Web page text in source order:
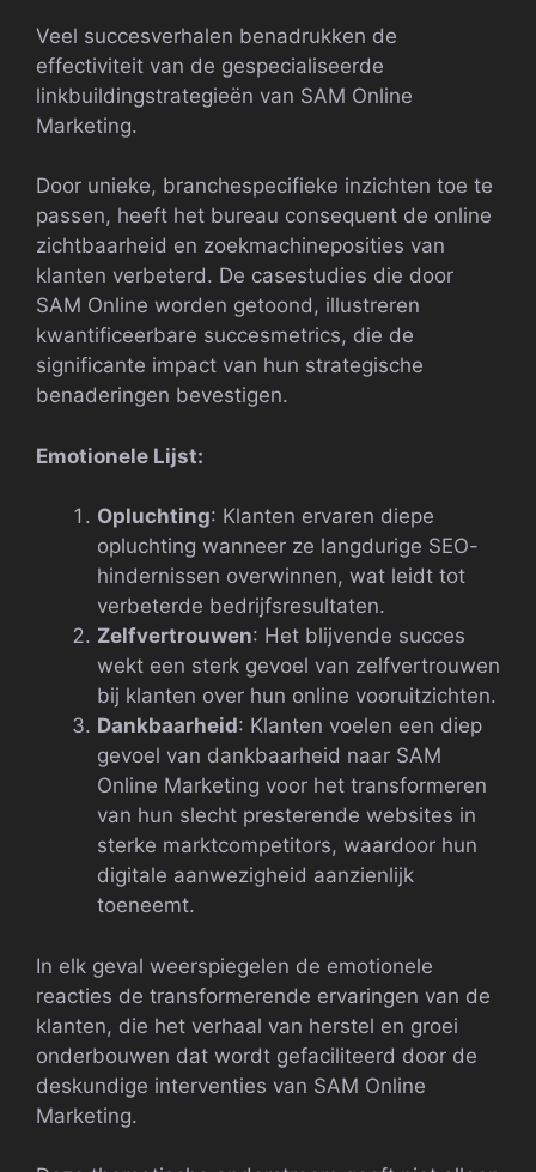
Veel succesverhalen benadrukken de
effectiviteit van de gespecialiseerde
linkbuildingstrategieën van SAM Online
Marketing.
Door unieke, branchespecifieke inzichten toe te
passen, heeft het bureau consequent de online
zichtbaarheid en zoekmachineposities van
klanten verbeterd. De casestudies die door
SAM Online worden getoond, illustreren
kwantificeerbare succesmetrics, die de
significante impact van hun strategische
benaderingen bevestigen.
Emotionele Lijst:
Opluchting: Klanten ervaren diepe
opluchting wanneer ze langdurige SEO-
hindernissen overwinnen, wat leidt tot
verbeterde bedrijfsresultaten.
Zelfvertrouwen: Het blijvende succes
wekt een sterk gevoel van zelfvertrouwen
bij klanten over hun online vooruitzichten.
Dankbaarheid: Klanten voelen een diep
gevoel van dankbaarheid naar SAM
Online Marketing voor het transformeren
van hun slecht presterende websites in
sterke marktcompetitors, waardoor hun
digitale aanwezigheid aanzienlijk
toeneemt.
In elk geval weerspiegelen de emotionele
reacties de transformerende ervaringen van de
klanten, die het verhaal van herstel en groei
onderbouwen dat wordt gefaciliteerd door de
deskundige interventies van SAM Online
Marketing.